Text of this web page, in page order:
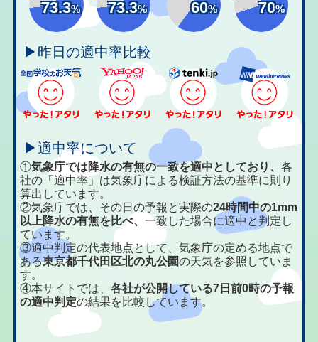
73.3% 73.3% 60% 70%
▶昨日の適中率比較
▶適中率について
①気象庁では降水の有無の一致を適中としており、各
社の「適中率」は気象庁による検証方法の基準に則り
算出しています。
②気象庁では、その日の予報と実際の24時間中の1mm
以上降水の有無を比べ、一致した場合に適中と判定し
ています。
③適中判定の代表地点として、気象庁の定める地点で
ある東京都千代田区北の丸公園の天気を参照していま
す。
④本サイトでは、各社が公開している7日前0時の予報
の適中判定の結果を比較しています。